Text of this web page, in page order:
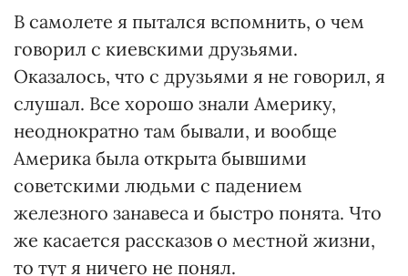
В самолете я пытался вспомнить, о чем
говорил с киевскими друзьями.
Оказалось, что с друзьями я не говорил, я
слушал. Все хорошо знали Америку,
неоднократно там бывали, и вообще
Америка была открыта бывшими
советскими людьми с падением
железного занавеса и быстро понята. Что
же касается рассказов о местной жизни,
то тут я ничего не понял.